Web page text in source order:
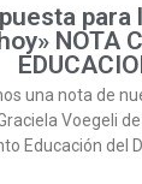
NOTA
una nota de
Voegeli
Educación del